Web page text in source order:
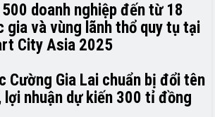
500 doanh nghiệp đến từ 18
gia và vùng lãnh thổ quy tụ tại
City Asia 2025
Cường Gia Lai chuẩn bị đổi tên
lợi nhuận dự kiến 300 tỉ đồng